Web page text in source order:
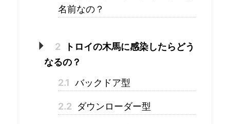
名前なの？
2
トロイの木馬に感染したらどう
なるの？
2.1 バックドア型
2.2 ダウンローダー型